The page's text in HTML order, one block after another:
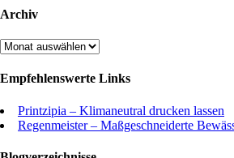
Archiv
Archiv
Empfehlenswerte Links
Printzipia – Klimaneutral drucken lassen
Regenmeister – Maßgeschneiderte